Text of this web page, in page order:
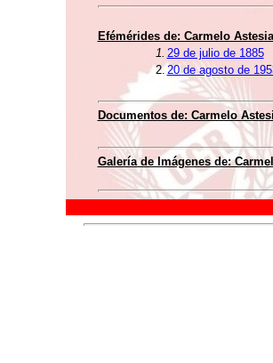
Efémérides de: Carmelo
1. 29 de julio de 1885
2. 20 de agosto de
Documentos de: Carmelo
Galería de Imágenes de: